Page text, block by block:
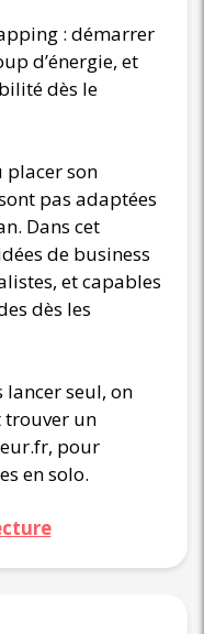
: démarrer
d’énergie, et
dès le
placer son
pas adaptées
Dans cet
de business
et capables
dès les
lancer seul, on
trouver un
pour
en solo.